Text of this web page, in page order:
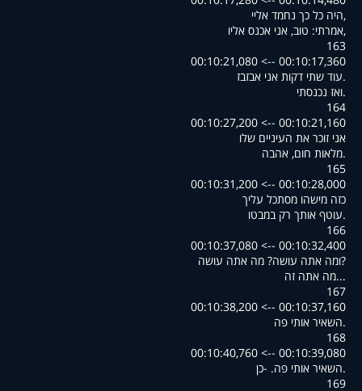
,היה כל כך נחמד אליי
,אמרתי: טוב, אני אכנס אליו
163
00:10:17,360 --> 00:10:21,080
.עוד שתי דקות אני אבזבז
.ואז נכנסתי
164
00:10:21,160 --> 00:10:27,200
אני זוכר את העיניים שלו
.מלאות חום, אהבה
165
00:10:28,000 --> 00:10:31,200
כזה מישהו מסתכל עליך
.עוטף אותך רק במבטו
166
00:10:32,400 --> 00:10:37,080
?ומה אתה עושה? מה אתה עושה
...מה אתה זה
167
00:10:37,160 --> 00:10:38,200
.השאיר אותי פה
168
00:10:39,080 --> 00:10:40,760
.השאיר אותי פה. -כן
169